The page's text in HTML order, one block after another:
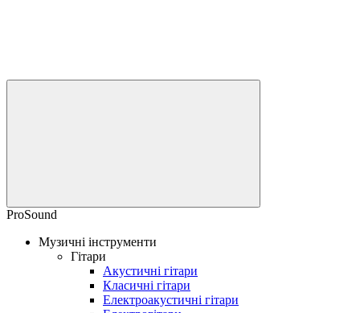
ProSound
Музичні інструменти
Гітари
Акустичні гітари
Класичні гітари
Електроакустичні гітари